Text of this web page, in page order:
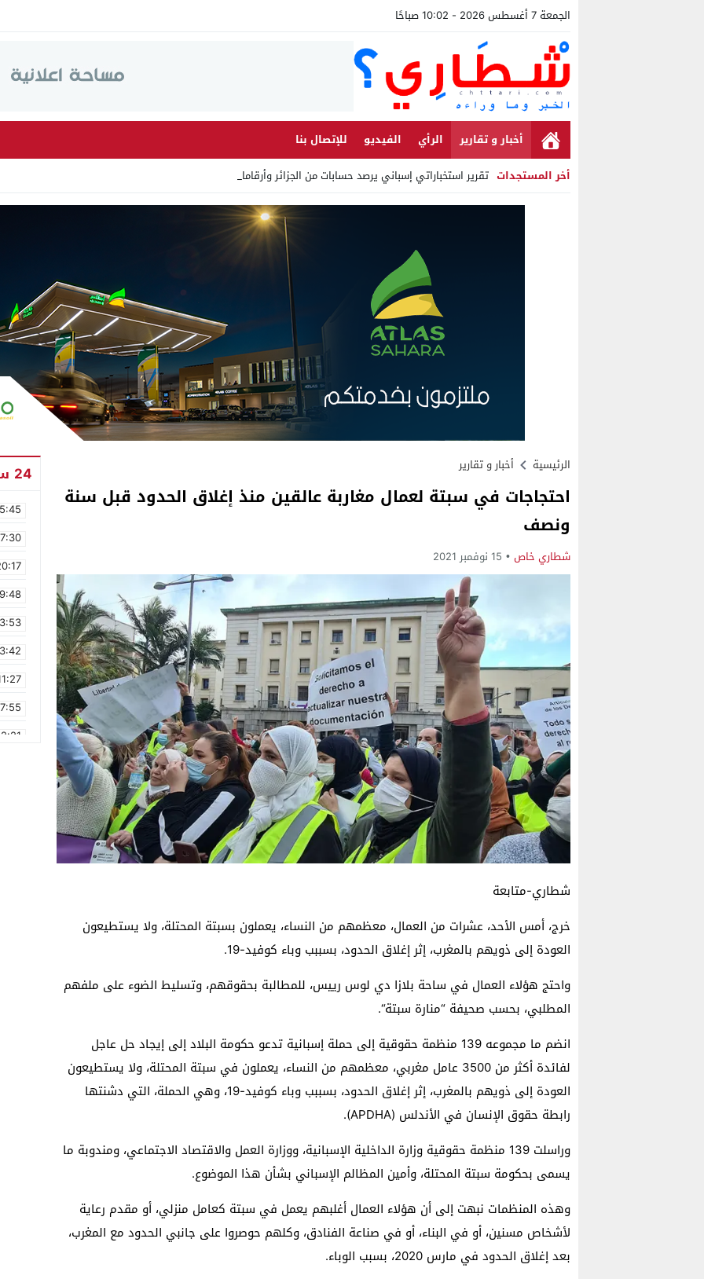
الجمعة 7 أغسطس 2026 - 10:02 صباحًا
أخبار و تقارير الرأي الفيديو
للإتصال بنا
أخر المستجدات تقرير استخباراتي إسباني يرصد حسابات من الجزائر وأرقاما بـ”213+” _
Stop
الرئيسية أخبار و تقارير
احتجاجات في سبتة لعمال مغاربة عالقين منذ إغلاق الحدود قبل سنة
ونصف
شطاري خاص 15 نوفمبر 2021
شطاري-متابعة
خرج، أمس الأحد، عشرات من العمال، معظمهم من النساء، يعملون بسبتة المحتلة، ولا يستطيعون
العودة إلى ذويهم بالمغرب، إثر إغلاق الحدود، بسببب وباء كوفيد-19.
واحتج هؤلاء العمال في ساحة بلازا دي لوس رييس، للمطالبة بحقوقهم، وتسليط الضوء على ملفهم
المطلبي، بحسب صحيفة “منارة سبتة“.
انضم ما مجموعه 139 منظمة حقوقية إلى حملة إسبانية تدعو حكومة البلاد إلى إيجاد حل عاجل
لفائدة أكثر من 3500 عامل مغربي، معظمهم من النساء، يعملون في سبتة المحتلة، ولا يستطيعون
العودة إلى ذويهم بالمغرب، إثر إغلاق الحدود، بسببب وباء كوفيد-19، وهي الحملة، التي دشنتها
رابطة حقوق الإنسان في الأندلس (APDHA).
وراسلت 139 منظمة حقوقية وزارة الداخلية الإسبانية، ووزارة العمل والاقتصاد الاجتماعي، ومندوبة ما
يسمى بحكومة سبتة المحتلة، وأمين المظالم الإسباني بشأن هذا الموضوع.
وهذه المنظمات نبهت إلى أن هؤلاء العمال أغلبهم يعمل في سبتة كعامل منزلي، أو مقدم رعاية
لأشخاص مسنين، أو في البناء، أو في صناعة الفنادق، وكلهم حوصروا على جانبي الحدود مع المغرب،
بعد إغلاق الحدود في مارس 2020، بسبب الوباء.
24 ساعة